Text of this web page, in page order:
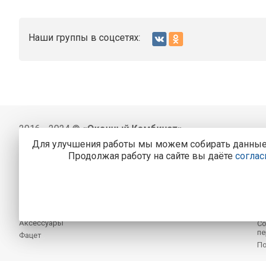
Наши группы в соцсетях:
2016 - 2024 ©«Оконный Комбинат»
BithermoPRO
Профильные системы VEKA
Аксессуары
Фацет
О
Для улучшения работы мы можем собирать данные,
Продолжая работу на сайте вы даёте